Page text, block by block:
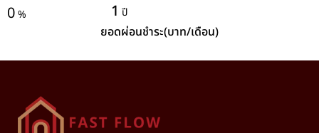
0% 1 ปี
ยอดผ่อนชำระ(บาท/เดือน)